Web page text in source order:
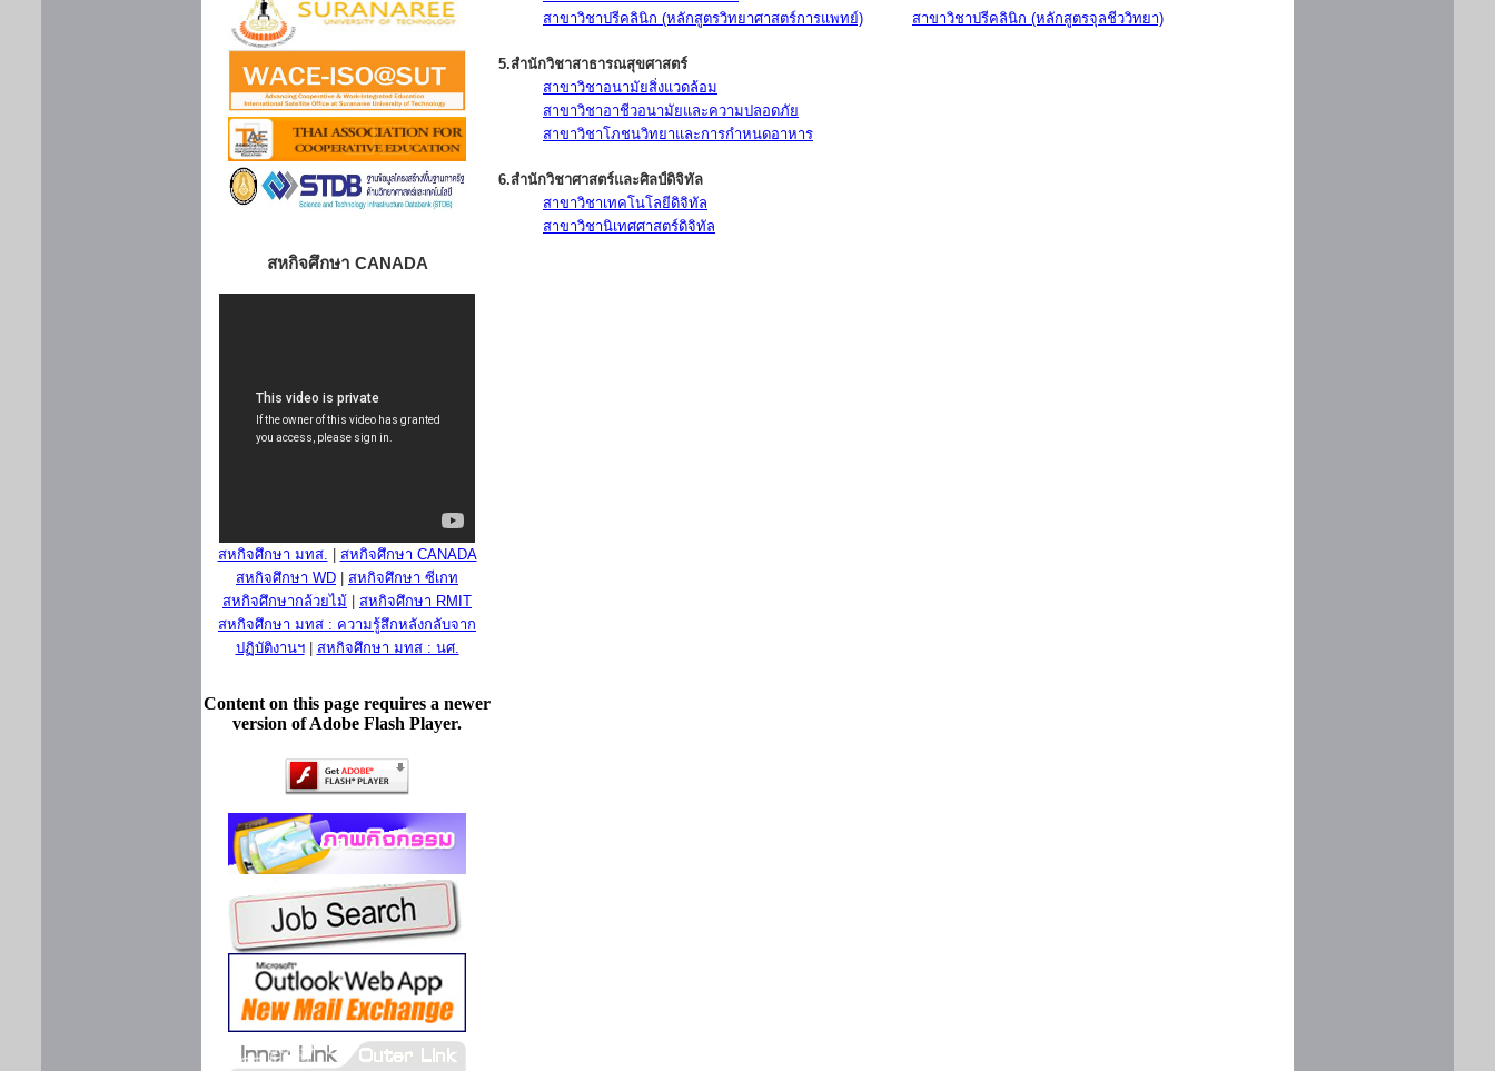
สหกิจศึกษา CANADA
สหกิจศึกษา มทส.
สหกิจศึกษา CANADA
สหกิจศึกษา WD
สหกิจศึกษา ซีเกท
สหกิจศึกษากล้วยไม้
สหกิจศึกษา RMIT
สหกิจศึกษา มทส : ความรู้สึกหลังกลับจาก
ปฏิบัติงานฯ| สหกิจศึกษา มทส : นศ.
Content on this page requires a newer
version of Adobe Flash Player.
สาขาวิชาปรีคลินิก (หลักสูตรวิทยาศาสตร์การแพทย์)
สาขาวิชาปรีคลินิก (หลักสูตรจุลชีววิทยา)
5.สำนักวิชาสาธารณสุขศาสตร์
สาขาวิชาอนามัยสิ่งแวดล้อม
สาขาวิชาอาชีวอนามัยและความปลอดภัย
สาขาวิชาโภชนวิทยาและการกำหนดอาหาร
6.สำนักวิชาศาสตร์และศิลป์ดิจิทัล
สาขาวิชาเทคโนโลยีดิจิทัล
สาขาวิชานิเทศศาสตร์ดิจิทัล